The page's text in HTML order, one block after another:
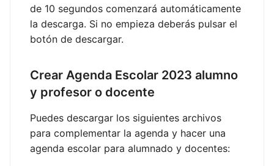
de 10 segundos comenzará automáticamente
la descarga. Si no empieza deberás pulsar el
botón de descargar.
Crear Agenda Escolar 2023 alumno
y profesor o docente
Puedes descargar los siguientes archivos
para complementar la agenda y hacer una
agenda escolar para alumnado y docentes: